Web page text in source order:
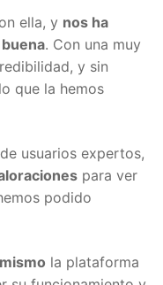
ella, y nos ha
. Con una
credibilidad, y
que la hemos
usuarios
otras
incidencia que
la